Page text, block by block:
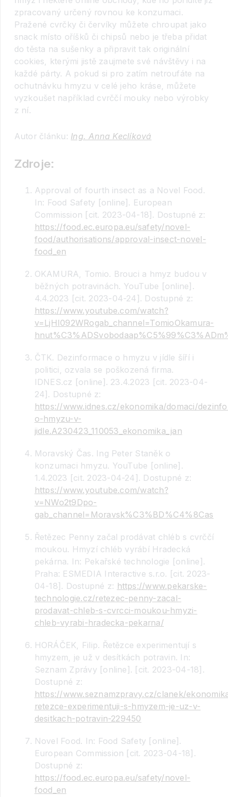
zpracovaný určený rovnou ke konzumaci.
Pražené cvrčky či červíky můžete chroupat jako
snack místo oříšků či chipsů nebo je třeba přidat
do těsta na sušenky a připravit tak originální
cookies, kterými jistě zaujmete své návštěvy i na
každé párty. A pokud si pro zatím netroufáte na
ochutnávku hmyzu v celé jeho kráse, můžete
vyzkoušet například cvrččí mouky nebo výrobky
z ní.
Autor článku: Ing. Anna Keclíková
Zdroje:
Approval of fourth insect as a Novel Food.
In: Food Safety [online]. European
Commission [cit. 2023-04-18]. Dostupné z:
https://food.ec.europa.eu/safety/novel-
food/authorisations/approval-insect-novel-
food_en
OKAMURA, Tomio. Brouci a hmyz budou v
běžných potravinách. YouTube [online].
4.4.2023 [cit. 2023-04-24]. Dostupné z:
https://www.youtube.com/watch?
v=LjHI092WRogab_channel=TomioOkamura-
ČTK. Dezinformace o hmyzu v jídle šíří i
politici, ozvala se poškozená firma.
IDNES.cz [online]. 23.4.2023 [cit. 2023-04-
24]. Dostupné z:
https://www.idnes.cz/ekonomika/domaci/
o-hmyzu-v-
jidle.A230423_110053_ekonomika_jan
Moravský Čas. Ing Peter Staněk o
konzumaci hmyzu. YouTube [online].
1.4.2023 [cit. 2023-04-24]. Dostupné z:
https://www.youtube.com/watch?
v=NWo2t9Dpo-
gab_channel=Moravsk%C3%BD%C4%8Cas
Řetězec Penny začal prodávat chléb s cvrččí
moukou. Hmyzí chléb vyrábí Hradecká
pekárna. In: Pekařské technologie [online].
Praha: ESMEDIA Interactive s.r.o. [cit. 2023-
04-18]. Dostupné z: https://www.pekarske-
technologie.cz/retezec-penny-zacal-
prodavat-chleb-s-cvrcci-moukou-hmyzi-
chleb-vyrabi-hradecka-pekarna/
HORÁČEK, Filip. Řetězce experimentují s
hmyzem, je už v desítkách potravin. In:
Seznam Zprávy [online]. [cit. 2023-04-18].
Dostupné z:
https://www.seznamzpravy.cz/clanek/
retezce-experimentuji-s-hmyzem-je-uz-v-
desitkach-potravin-229450
Novel Food. In: Food Safety [online].
European Commission [cit. 2023-04-18].
Dostupné z:
https://food.ec.europa.eu/safety/novel-
food_en